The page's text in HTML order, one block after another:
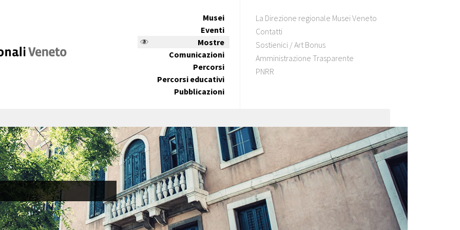
Musei
Eventi
Mostre
Comunicazioni
Percorsi
Percorsi educativi
Pubblicazioni
La Direzione regionale Musei Veneto
Contatti
Sostienici / Art Bonus
Amministrazione Trasparente
PNRR